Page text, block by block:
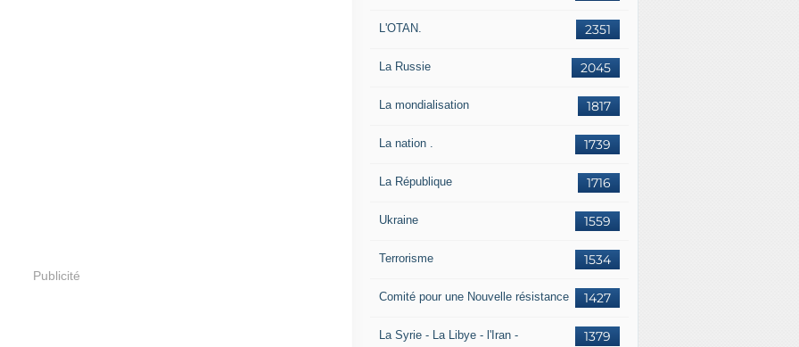
Publicité
2351
L'OTAN.
2045
La Russie
1817
La mondialisation
1739
La nation .
1716
La République
1559
Ukraine
1534
Terrorisme
1427
Comité pour une Nouvelle résistance
1379
La Syrie - La Libye - l'Iran -